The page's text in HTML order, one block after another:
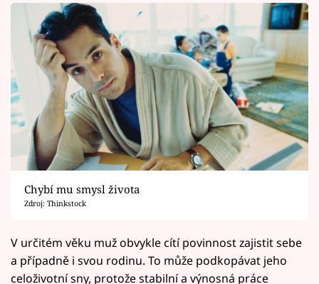
Chybí mu smysl života
Zdroj: Thinkstock
V určitém věku muž obvykle cítí povinnost zajistit sebe
a případně i svou rodinu. To může podkopávat jeho
celoživotní sny, protože stabilní a výnosná práce